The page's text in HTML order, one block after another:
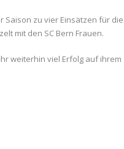
Saison zu vier Einsätzen für die
mit den SC Bern Frauen.
weiterhin viel Erfolg auf ihrem